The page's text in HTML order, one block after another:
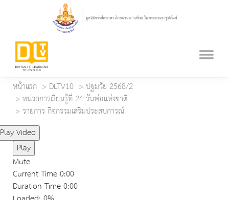
หน้าแรก DLTV10
ปฐมวัย 2568/2
หน่วยการเรียนรู้ที่ 24 วันพ่อแห่งชาติ
รายการ กิจกรรมเสริมประสบการณ์
Play Video
Play
Mute
Current Time0:00
Duration Time0:00